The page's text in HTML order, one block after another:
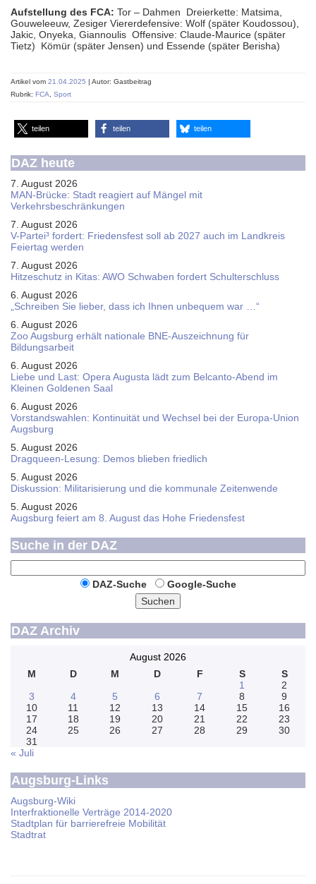
Aufstellung des FCA: Tor – Dahmen Dreierkette: Matsima,
Gouweleeuw, Zesiger Viererdefensive: Wolf (später Koudossou),
Jakic, Onyeka, Giannoulis Offensive: Claude-Maurice (später
Tietz) Kömür (später Jensen) und Essende (später Berisha)
Artikel vom 21.04.2025 | Autor: Gastbeitrag
Rubrik: FCA Sport
teilen teilen teilen
DAZ heute
7. August 2026
MAN-Brücke: Stadt reagiert auf Mängel mit
Verkehrsbeschränkungen
7. August 2026
V-Partei­³ fordert: Friedens­fest soll ab 2027 auch im Land­kreis
Feier­tag werden
7. August 2026
Hitzeschutz in Kitas: AWO Schwaben fordert Schulterschluss
6. August 2026
„Schreiben Sie lieber, dass ich Ihnen unbequem war …“
6. August 2026
Zoo Augsburg erhält nationale BNE-Auszeichnung für
Bildungsarbeit
6. August 2026
Liebe und Last: Opera Augusta lädt zum Belcanto-Abend im
Kleinen Goldenen Saal
6. August 2026
Vorstandswahlen: Kontinuität und Wechsel bei der Europa-Union
Augsburg
5. August 2026
Dragqueen-Lesung: Demos blieben friedlich
5. August 2026
Diskussion: Mi­li­ta­ri­sie­rung und die kommunale Zeitenwende
5. August 2026
Augsburg feiert am 8. August das Hohe Friedensfest
Suche in der DAZ
DAZ-Suche
Google-Suche
Suchen
DAZ Archiv
August 2026
M
D M D F S
S
1
2
3
4 5 6 7 8
9
10
11 12 13 14 15
16
17
18 19 20 21 22
23
24
25 26 27 28 29
30
31
« Juli
Augsburg-Links
Augsburg-Wiki
Interfraktionelle Verträge 2014-2020
Stadtplan für barrierefreie Mobilität
Stadtrat